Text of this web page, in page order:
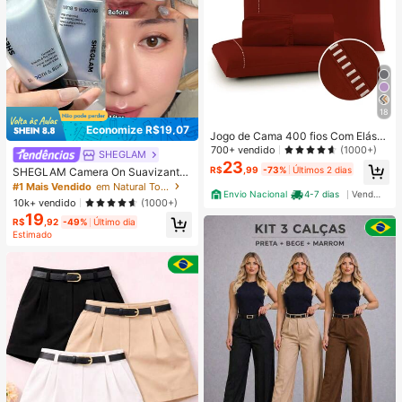
Economize R$19,07
SHEGLAM
SHEGLAM Camera On Suavizante
& Desfocante Primer Marca De Bel
eza CosméTicos Maquiagem Para
Mulheres E Meninas
#1 Mais Vendido
em Natural Tom
10k+ vendido
(1000+)
R$19,92 -49% Último dia
Estimado
18
Jogo de Cama 400 fios Com Elásti
co Padrão Hotel Solteiro Casal Que
en King
700+ vendido (1000+)
R$23 ,99 -73% Últimos 2 dias
Envio Nacional 4-7 dias Vendedor Indicado